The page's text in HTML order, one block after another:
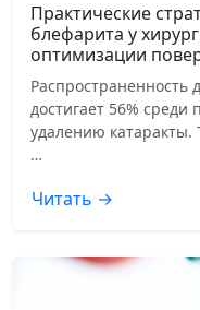
Практические
блефарита у
оптимизации
Распространенность
достигает 56%
удалению катаракты.
…
Читать →